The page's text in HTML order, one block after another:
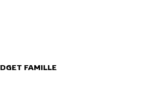
FAMILLE